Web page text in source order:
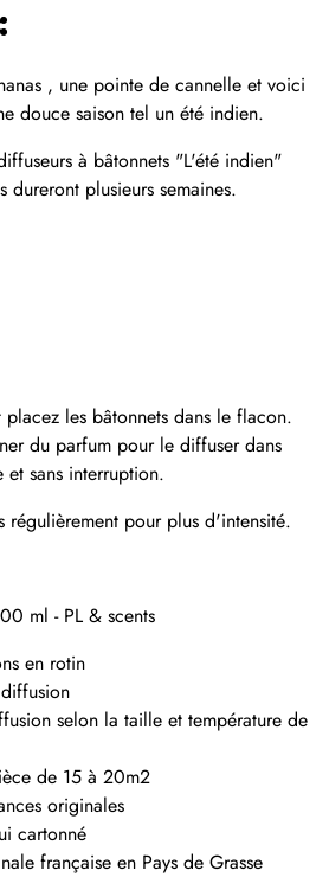
, une pointe de cannelle et voici
douce saison tel un été indien.
à bâtonnets "L'été indien"
dureront plusieurs semaines.
les bâtonnets dans le flacon.
du parfum pour le diffuser dans
sans interruption.
régulièrement pour plus d'intensité.
ml - PL & scents
en rotin
selon la taille et température de
de 15 à 20m2
originales
cartonné
française en Pays de Grasse